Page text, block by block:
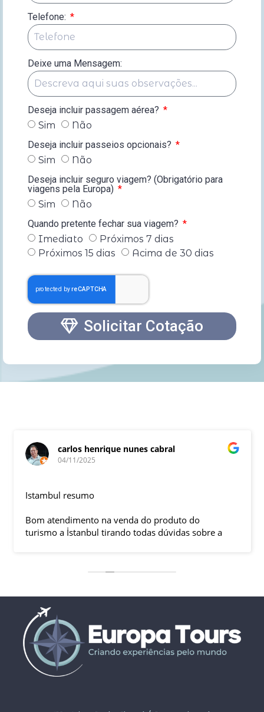
Telefone:
Deixe uma Mensagem:
Deseja incluir passagem aérea?
Sim
Não
Deseja incluir passeios opcionais?
Sim
Não
Deseja incluir seguro viagem? (Obrigatório para
viagens pela Europa)
Sim
Não
Quando pretente fechar sua viagem?
Imediato
Próximos 7 dias
Próximos 15 dias
Acima de 30 dias
Solicitar Cotação
carlos henrique nunes cabral
04/11/2025
Istambul resumo
Bom atendimento na venda do produto do
turismo a İstanbul tirando todas dúvidas sobre a
ficaram em SP trabalhando. A associação dessa
LÍDER, garantiu o sucesso da viagem que foi, lá, em
grupo formado por brasileiros e com guia Turco, Sr
Ali Faik, falando um português impecável e foi
muito disponível e atencioso. Os transfers, foram
4, todos em vans novas e os trajetos em ônibus
com pilotos tranquilos dirigindo com segurança
pelas boas estradas da Turquia. Os hotéis: Armada